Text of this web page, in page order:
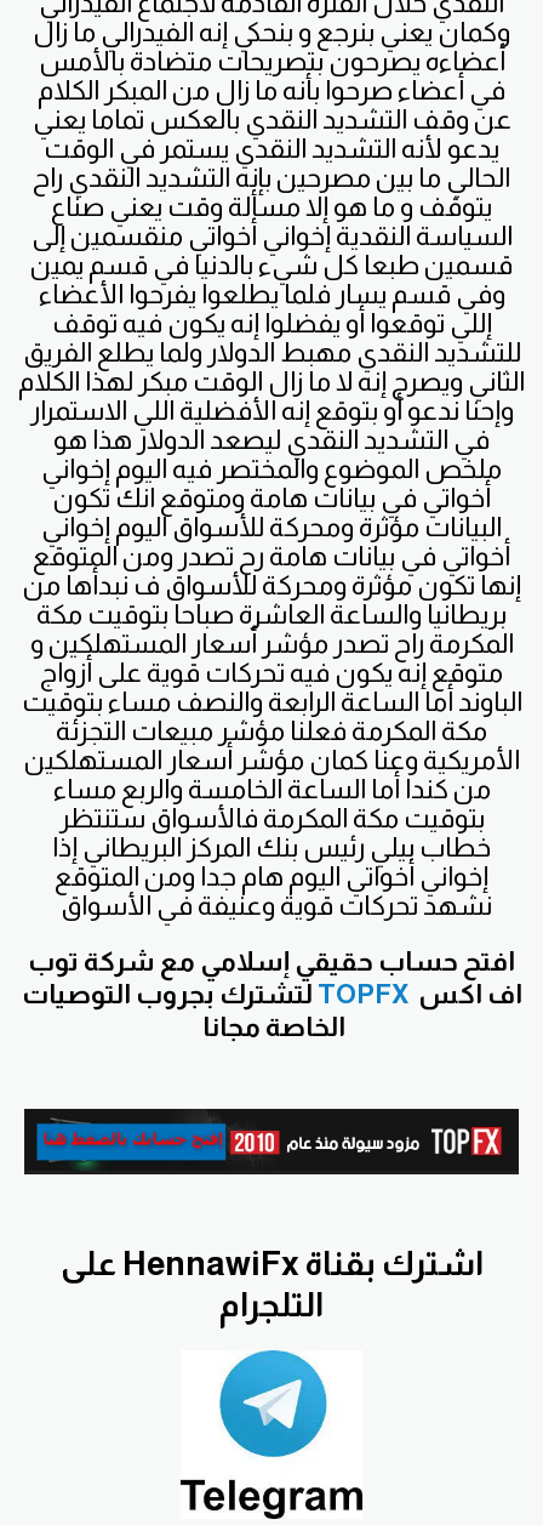
وكمان يعني بنرجع و بنحكي إنه الفيدرالي ما زال
أعضاءه يصرحون بتصريحات متضادة بالأمس
في أعضاء صرحوا بأنه ما زال من المبكر الكلام
عن وقف التشديد النقدي بالعكس تماما يعني
يدعو لأنه التشديد النقدي يستمر في الوقت
الحالي ما بين مصرحين بإنه التشديد النقدي راح
يتوقف و ما هو إلا مسألة وقت يعني صناع
السياسة النقدية إخواني أخواتي منقسمين إلى
قسمين طبعا كل شيء بالدنيا في قسم يمين
وفي قسم يسار فلما يطلعوا يفرحوا الأعضاء
إللي توقعوا أو يفضلوا إنه يكون فيه توقف
للتشديد النقدي مهبط الدولار ولما يطلع الفريق
الثاني ويصرح إنه لا ما زال الوقت مبكر لهذا الكلام
وإحنا ندعو أو بتوقع إنه الأفضلية اللي الاستمرار
في التشديد النقدي ليصعد الدولار هذا هو
ملخص الموضوع والمختصر فيه اليوم إخواني
أخواتي في بيانات هامة ومتوقع انك تكون
البيانات مؤثرة ومحركة للأسواق اليوم إخواني
أخواتي في بيانات هامة رح تصدر ومن المتوقع
إنها تكون مؤثرة ومحركة للأسواق ف نبدأها من
بريطانيا والساعة العاشرة صباحا بتوقيت مكة
المكرمة راح تصدر مؤشر أسعار المستهلكين و
متوقع إنه يكون فيه تحركات قوية على أزواج
الباوند أما الساعة الرابعة والنصف مساء بتوقيت
مكة المكرمة فعلنا مؤشر مبيعات التجزئة
الأمريكية وعنا كمان مؤشر أسعار المستهلكين
من كندا أما الساعة الخامسة والربع مساء
بتوقيت مكة المكرمة فالأسواق ستنتظر
خطاب بيلي رئيس بنك المركز البريطاني إذا
إخواني أخواتي اليوم هام جدا ومن المتوقع
نشهد تحركات قوية وعنيفة في الأسواق
افتح حساب حقيقي إسلامي مع شركة توب
اف اكسTOPFX لتشترك بجروب التوصيات
الخاصة مجانا
اشترك بقناة HennawiFx على
التلجرام